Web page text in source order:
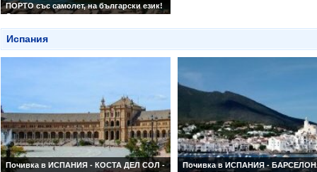
ПОРТО със самолет, на български език!
Специална ваканционна програма за
туристи над 55 години & техните
приятели!
Лисабон-4 нощувки, Порто-3 нощувки
Испания
Почивка в ИСПАНИЯ - КОСТА ДЕЛ СОЛ -
Почивка в ИСПАНИЯ -